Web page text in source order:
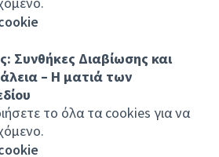
Συνθήκες Διαβίωσης και
– Η ματιά των
το όλα τα cookies για να